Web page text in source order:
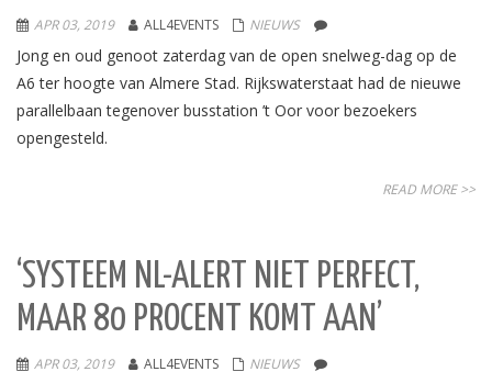
APR 03, 2019 ALL4EVENTS NIEUWS
Jong en oud genoot zaterdag van de open snelweg-dag op de
A6 ter hoogte van Almere Stad. Rijkswaterstaat had de nieuwe
parallelbaan tegenover busstation ’t Oor voor bezoekers
opengesteld.
READ MORE >>
‘SYSTEEM NL-ALERT NIET PERFECT,
MAAR 80 PROCENT KOMT AAN’
APR 03, 2019 ALL4EVENTS NIEUWS